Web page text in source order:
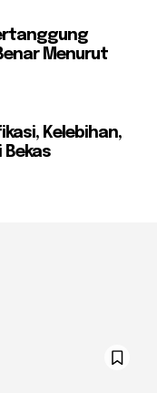
Menurut
Kelebihan,
Bekas